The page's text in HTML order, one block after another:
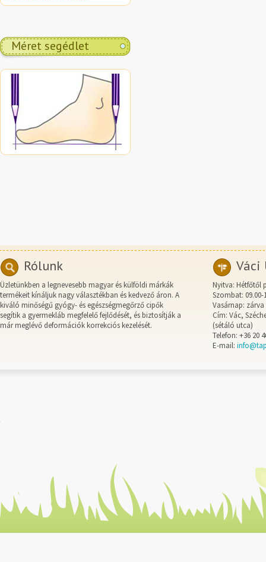
Méret segédlet
Rólunk
Üzletünkben a legnevesebb magyar és külföldi márkák
termékeit kínáljuk nagy választékban és kedvező áron. A
kiváló minőségű gyógy- és egészségmegőrző cipők
segítik a gyermekláb megfelelő fejlődését, és biztosítják a
már meglévő deformációk korrekciós kezelését.
Váci
Nyitva: Hétfőtől
Szombat: 09.00-
Vasárnap: zárva
Cím: Vác,
(sétáló utca)
Telefon: +36 20
E-mail: